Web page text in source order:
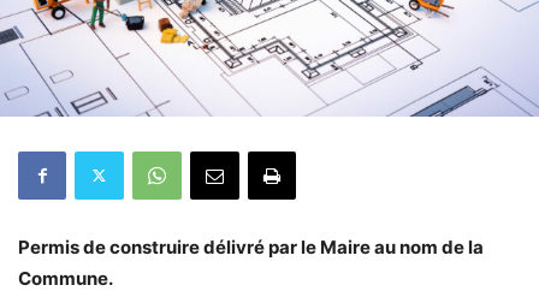
Permis de construire délivré par le Maire au nom de la
Commune.